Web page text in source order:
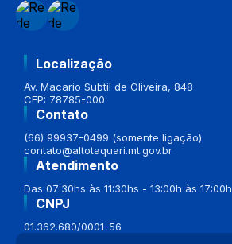
Localização
Av. Macario Subtil de Oliveira, 848
CEP: 78785-000
Contato
(66) 99937-0499 (somente ligação)
contato@altotaquari.mt.gov.br
Atendimento
Das 07:30hs às 11:30hs - 13:00h às 17:00h
CNPJ
01.362.680/0001-56